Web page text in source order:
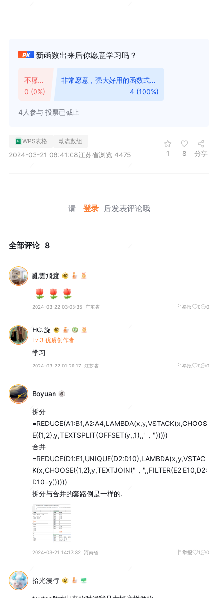
新函数出来后你愿意学习吗？
不愿
意，对
户有难
0 (0%)
非常愿意，强大好用的函数式变
4 (100%)
4人参与 投票已截止
WPS表格 动态数组
2024-03-21 06:41:08江苏省浏览 4475 1 8 分享
请 登录 后发表评论哦
全部评论 8
亂雲飛渡
2024-03-22 03:03:35 广东省 举报 0 0
HC.旋
Lv.3 优质创作者
学习
2024-03-22 01:20:17 江苏省 举报 0 0
Boyuan
拆分
=REDUCE(A1:B1,A2:A4,LAMBDA(x,y,VSTACK(x,CHOOS
E({1,2},y,TEXTSPLIT(OFFSET(y,,1),,"，")))))
合并
=REDUCE(D1:E1,UNIQUE(D2:D10),LAMBDA(x,y,VSTAC
K(x,CHOOSE({1,2},y,TEXTJOIN("，",,FILTER(E2:E10,D2:
D10=y))))))
拆分与合并的套路倒是一样的.
2024-03-21 14:17:32 河南省 举报 1 0
拾光漫行